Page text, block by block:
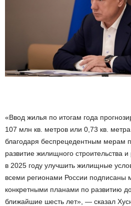
«Ввод жилья по итогам года
107 млн кв. метров или 0,73 кв.
благодаря беспрецедентным мерам
развитие жилищного строительства
в 2025 году улучшить жилищные
всеми регионами России подписаны
конкретными планами по развитию
ближайшие шесть лет», — сказал